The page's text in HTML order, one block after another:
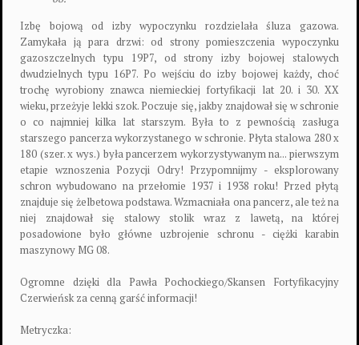
Izbę bojową od izby wypoczynku rozdzielała śluza gazowa.
Zamykała ją para drzwi: od strony pomieszczenia wypoczynku
gazoszczelnych typu 19P7, od strony izby bojowej stalowych
dwudzielnych typu 16P7. Po wejściu do izby bojowej każdy, choć
trochę wyrobiony znawca niemieckiej fortyfikacji lat 20. i 30. XX
wieku, przeżyje lekki szok. Poczuje się, jakby znajdował się w schronie
o co najmniej kilka lat starszym. Była to z pewnością zasługa
starszego pancerza wykorzystanego w schronie. Płyta stalowa 280 x
180 (szer. x wys.) była pancerzem wykorzystywanym na... pierwszym
etapie wznoszenia Pozycji Odry! Przypomnijmy - eksplorowany
schron wybudowano na przełomie 1937 i 1938 roku! Przed płytą
znajduje się żelbetowa podstawa. Wzmacniała ona pancerz, ale też na
niej znajdował się stalowy stolik wraz z lawetą, na której
posadowione było główne uzbrojenie schronu - ciężki karabin
maszynowy MG 08.
Ogromne dzięki dla Pawła Pochockiego/Skansen Fortyfikacyjny
Czerwieńsk za cenną garść informacji!
Metryczka: